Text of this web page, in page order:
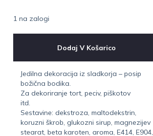
1 na zalogi
Dodaj V Košarico
Jedilna dekoracija iz sladkorja – posip
božična bodika.
Za dekoriranje tort, peciv, piškotov
itd.
Sestavine: dekstroza, maltodekstrin,
koruzni škrob, glukozni sirup, magnezijev
stearat, beta karoten, aroma, E414, E904,